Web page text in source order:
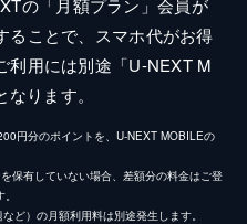
ることで、スマホ代がお得
利用には別途「U-NEXT M
ります。
円分のポイントを、U-NEXT MOBILEの
保有していない場合、差額分の料金はご登
ど）の月額利用料は別途発生します。